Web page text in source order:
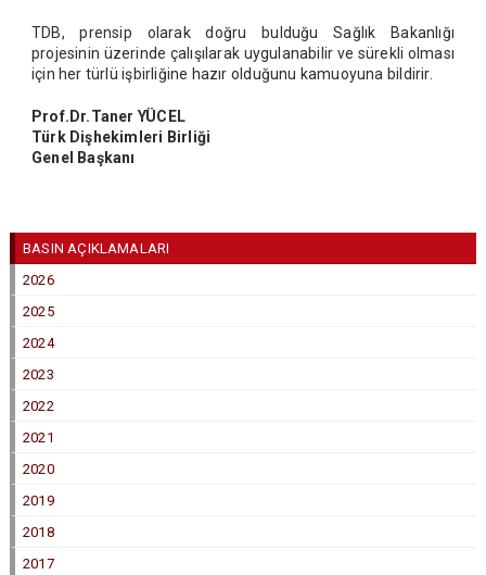
TDB, prensip olarak doğru bulduğu Sağlık Bakanlığı
projesinin üzerinde çalışılarak uygulanabilir ve sürekli olması
için her türlü işbirliğine hazır olduğunu kamuoyuna bildirir.
Prof.Dr.Taner YÜCEL
Türk Dişhekimleri Birliği
Genel Başkanı
BASIN AÇIKLAMALARI
2026
2025
2024
2023
2022
2021
2020
2019
2018
2017